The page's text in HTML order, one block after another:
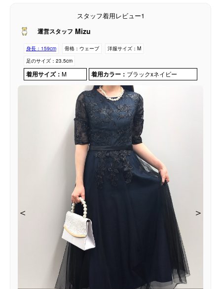
スタッフ着用レビュー1
運営スタッフ Mizu
身長： 159cm 骨格： ウェーブ 洋服サイズ： M
足のサイズ： 23.5cm
着用サイズ： M 着用カラー： ブラックxネイビー
＜ ＞
＜ ＞
＜ ＞
＜ ＞
＜ ＞